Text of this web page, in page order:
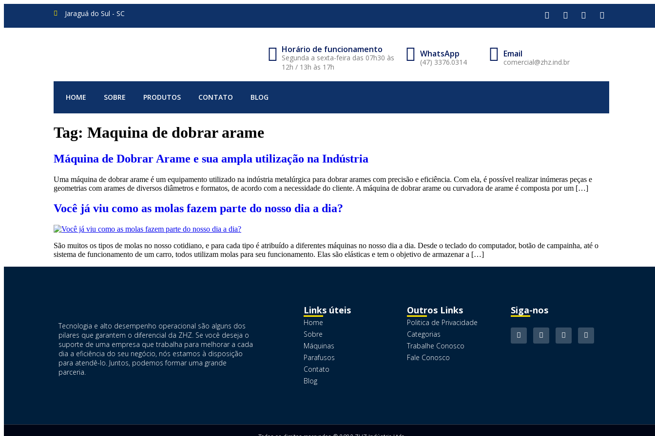
Jaraguá do Sul - SC
Horário de funcionamento
Segunda a sexta-feira das 07h30 às
12h / 13h às 17h
WhatsApp
(47) 3376.0314
Email
comercial@zhz.ind.br
HOME SOBRE PRODUTOS CONTATO BLOG
Tag: Maquina de dobrar arame
Máquina de Dobrar Arame e sua ampla utilização na Indústria
Uma máquina de dobrar arame é um equipamento utilizado na indústria metalúrgica para dobrar arames com precisão e eficiência. Com ela, é possível realizar inúmeras peças e
geometrias com arames de diversos diâmetros e formatos, de acordo com a necessidade do cliente. A máquina de dobrar arame ou curvadora de arame é composta por um […]
Você já viu como as molas fazem parte do nosso dia a dia?
São muitos os tipos de molas no nosso cotidiano, e para cada tipo é atribuído a diferentes máquinas no nosso dia a dia. Desde o teclado do computador, botão de campainha, até o
sistema de funcionamento de um carro, todos utilizam molas para seu funcionamento. Elas são elásticas e tem o objetivo de armazenar a […]
Tecnologia e alto desempenho operacional são alguns dos
pilares que garantem o diferencial da ZHZ. Se você deseja o
suporte de uma empresa que trabalha para melhorar a cada
dia a eficiência do seu negócio, nós estamos à disposição
para atendê-lo. Juntos, podemos formar uma grande
parceria.
Links úteis
Home
Sobre
Máquinas
Parafusos
Contato
Blog
Outros Links
Politica de Privacidade
Categorias
Trabalhe Conosco
Fale Conosco
Siga-nos